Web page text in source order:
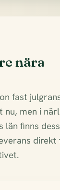
nära
fast
men i
län finns